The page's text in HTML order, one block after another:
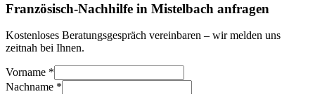
Französisch-Nachhilfe in Mistelbach anfragen
Kostenloses Beratungsgespräch vereinbaren – wir melden uns
zeitnah bei Ihnen.
Vorname *
Nachname *